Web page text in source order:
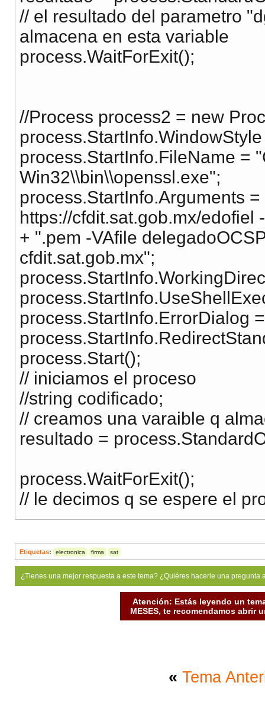
// el resultado del parametro
almacena en esta variable
process.WaitForExit();
//Process process2 = new
process.StartInfo.FileName =
Win32\\bin\\openssl.exe";
process.StartInfo.Arguments
https://cfdit.sat.gob.mx/
+ ".pem -VAfile
cfdit.sat.gob.mx";
process.StartInfo.ErrorDialog
process.Start();
// iniciamos el proceso
//string codificado;
// creamos una varaible q
resultado =
process.WaitForExit();
// le decimos q se espere el
Etiquetas: electronica firma sat
¿Tienes una mejor respuesta a este tema? ¿Quiéres hacerle una
Atención: Estás leyendo un
MESES, te recomendamos abrir
« Tema